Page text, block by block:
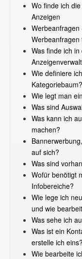
Wo finde ich
Anzeigen
Werbeanfragen
Werbeanfragen
Was finde ich in
Wie definiere
Kategoriebaum?
Wie legt man
Was sind
Was kann ich
machen?
auf sich?
Was sind
Wofür benötigt
Infobereiche?
Wie lege ich
und wie
Was sehe ich
Was ist ein
erstelle ich eins?
Wie bearbeite